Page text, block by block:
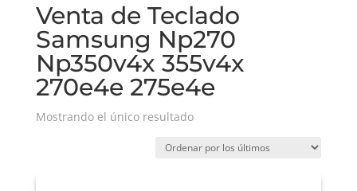
Venta de Teclado
Samsung Np270
Np350v4x 355v4x
270e4e 275e4e
Mostrando el único resultado